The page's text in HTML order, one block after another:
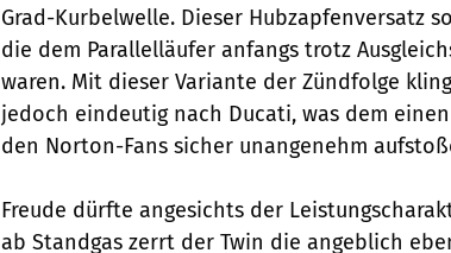
Grad-Kurbelwelle. Dieser Hubzapfenversatz
die dem Parallelläufer anfangs trotz
waren. Mit dieser Variante der Zündfolge
jedoch eindeutig nach Ducati, was dem
den Norton-Fans sicher unangenehm
Freude dürfte angesichts der
ab Standgas zerrt der Twin die angeblich